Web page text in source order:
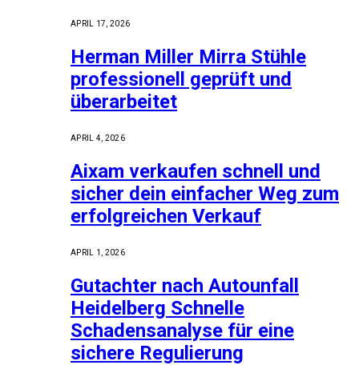
APRIL 17, 2026
Herman Miller Mirra Stühle
professionell geprüft und
überarbeitet
APRIL 4, 2026
Aixam verkaufen schnell und
sicher dein einfacher Weg zum
erfolgreichen Verkauf
APRIL 1, 2026
Gutachter nach Autounfall
Heidelberg Schnelle
Schadensanalyse für eine
sichere Regulierung